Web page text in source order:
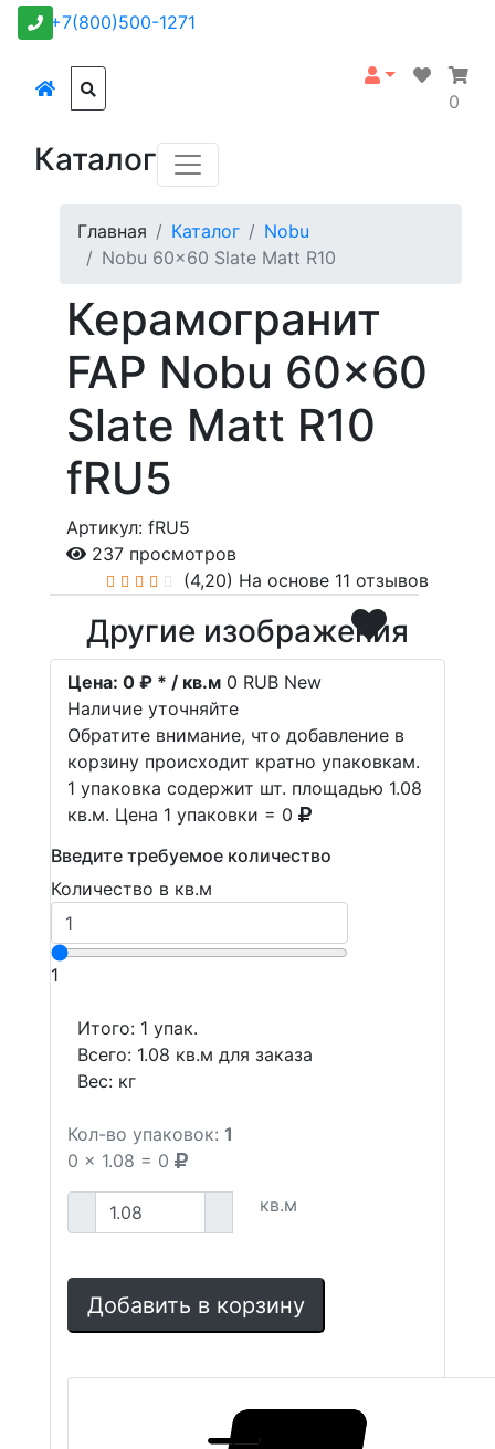
+7(800)500-1271
0
Каталог
Главная Каталог
Nobu
Nobu 60x60 Slate Matt R10
Керамогранит
FAP Nobu 60x60
Slate Matt R10
fRU5
Артикул: fRU5
237 просмотров
(4,20) На основе 11 отзывов
Другие изображения
Цена: 0 ₽ * / кв.м 0 RUB New
Наличие уточняйте
Обратите внимание, что добавление в
корзину происходит кратно упаковкам.
1 упаковка содержит шт. площадью 1.08
кв.м. Цена 1 упаковки = 0
Введите требуемое количество
Количество в кв.м
1
Итого: 1 упак.
Всего: 1.08 кв.м для заказа
Вес: кг
Кол-во упаковок: 1
0 x 1.08 = 0
кв.м
Добавить в корзину